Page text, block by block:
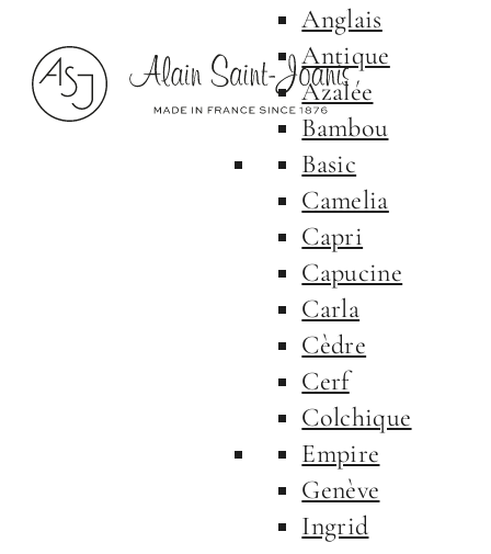
Anglais
Antique
Azalée
Bambou
Basic
Camelia
Capri
Capucine
Carla
Cèdre
Cerf
Colchique
Empire
Genève
Ingrid